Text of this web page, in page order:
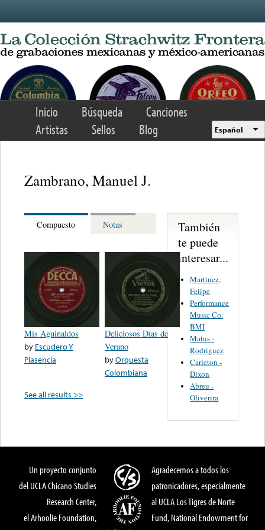
Inicio Búsqueda
Canciones
Artistas
Sellos Blog Español
Zambrano, Manuel J.
Compuesto Notas
Mis Aguinaldos
by Escudero Y
Plasencia
Deliciosos Días de
Verano
byOrquesta
Colombiana
See all results >>
También
te puede
interesar...
Martinez,
Felipe
Performance
Music Co.
BMI
Matus -
Rodriguez
Carleton -
Dixon
Abreu -
Oliverira
Un proyecto conjunto
del UCLA Chicano Studies
Research Center,
el Arhoolie Foundation,
Agradecemos a todos los
patronicadores, especialmente
al UCLA Los Tigres de Norte
Fund, National Endowment for